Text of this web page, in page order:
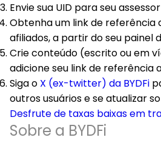
Envie sua UID para seu
Obtenha um link de referência
afiliados, a partir do seu painel
Crie conteúdo (escrito ou em
adicione seu link de referência
Siga o X (ex-twitter) da BYDFi
outros usuários e se atualizar
Desfrute de taxas baixas em
Sobre a BYDFi